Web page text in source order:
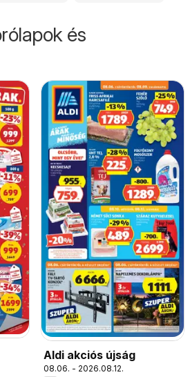
és
Aldi akciós újság
08.06. - 2026.08.12.